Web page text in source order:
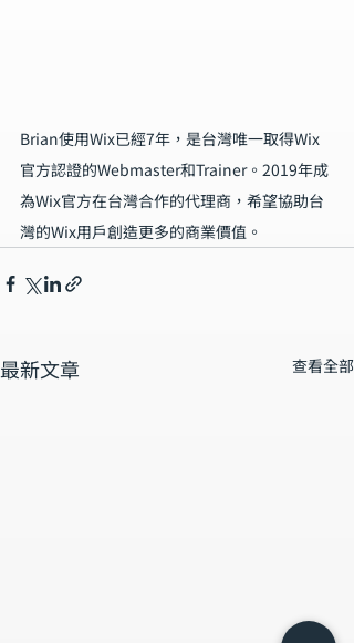
Brian使用Wix已經7年，是台灣唯一取得Wix
官方認證的Webmaster和Trainer。2019年成
為Wix官方在台灣合作的代理商，希望協助台
灣的Wix用戶創造更多的商業價值。
最新文章 查看全部